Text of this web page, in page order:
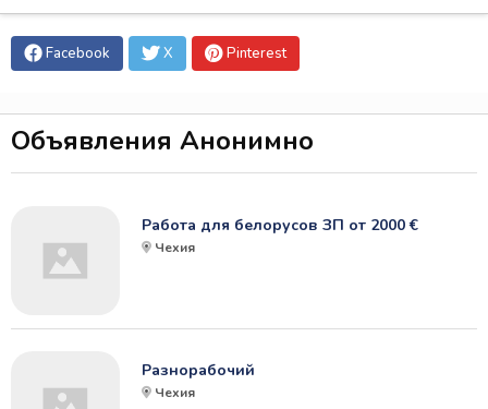
Facebook X Pinterest
Объявления Анонимно
Работа для белорусов ЗП от 2000 €
Чехия
Разнорабочий
Чехия